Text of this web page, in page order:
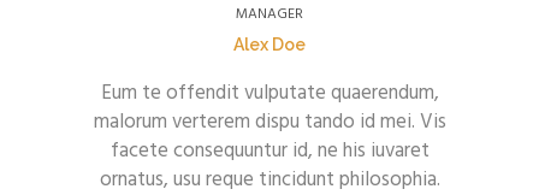
MANAGER
Alex Doe
Eum te offendit vulputate quaerendum,
malorum verterem dispu tando id mei. Vis
facete consequuntur id, ne his iuvaret
ornatus, usu reque tincidunt philosophia.